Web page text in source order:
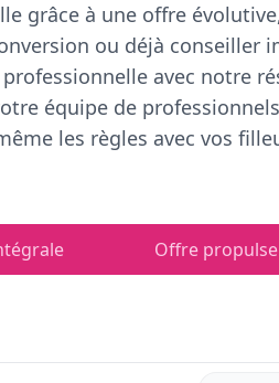
grâce à une offre
ou déjà conseiller
avec notre
équipe de
les règles avec vos
Offre propulse